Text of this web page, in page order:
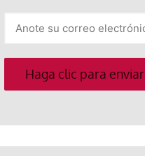
su
correo
electrónico
Haga clic para enviar